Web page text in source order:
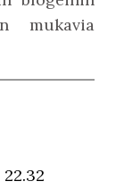
mukavia